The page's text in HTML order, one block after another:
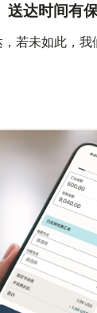
送达时间有
若未如此，我